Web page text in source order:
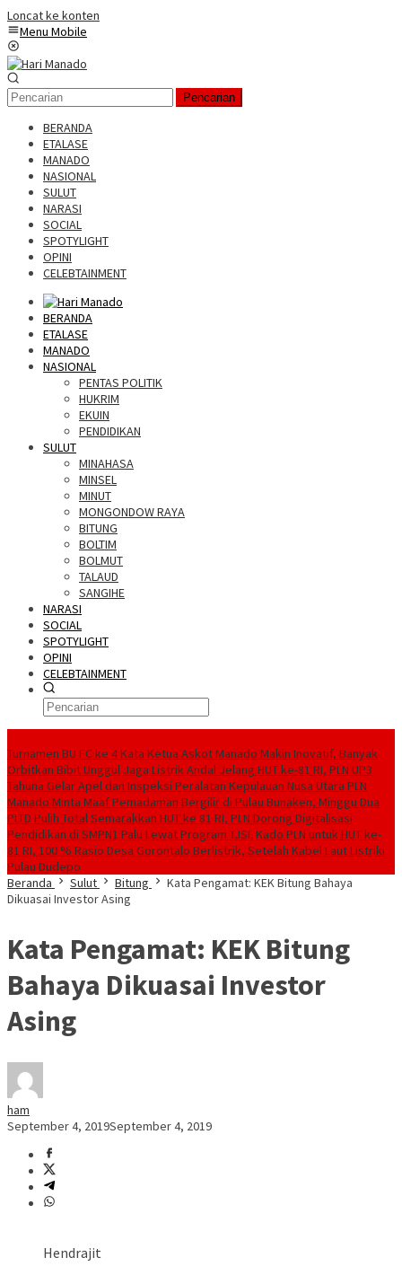
Loncat ke konten
Menu Mobile
Pencarian
BERANDA
ETALASE
MANADO
NASIONAL
SULUT
NARASI
SOCIAL
SPOTYLIGHT
OPINI
CELEBTAINMENT
BERANDA
ETALASE
MANADO
NASIONAL
PENTAS POLITIK
HUKRIM
EKUIN
PENDIDIKAN
SULUT
MINAHASA
MINSEL
MINUT
MONGONDOW RAYA
BITUNG
BOLTIM
BOLMUT
TALAUD
SANGIHE
NARASI
SOCIAL
SPOTYLIGHT
OPINI
CELEBTAINMENT
Turnamen BU FC ke 4 Kata Ketua Askot Manado Makin Inovatif, Banyak
Orbitkan Bibit Unggul Jaga Listrik Andal Jelang HUT ke-81 RI, PLN UP3
Tahuna Gelar Apel dan Inspeksi Peralatan Kepulauan Nusa Utara PLN
Manado Minta Maaf Pemadaman Bergilir di Pulau Bunaken, Minggu Dua
PLTD Pulih TotalSemarakkan HUT ke 81 RI, PLN Dorong Digitalisasi
Pendidikan di SMPN1 Palu Lewat Program TJSLKado PLN untuk HUT ke-
81 RI, 100 % Rasio Desa Gorontalo Berlistrik, Setelah Kabel Laut Listriki
Pulau Dudepo
Beranda
Sulut Bitung
Kata Pengamat: KEK Bitung Bahaya
Dikuasai Investor Asing
Kata Pengamat: KEK Bitung
Bahaya Dikuasai Investor
Asing
ham
September 4, 2019September 4, 2019
Hendrajit